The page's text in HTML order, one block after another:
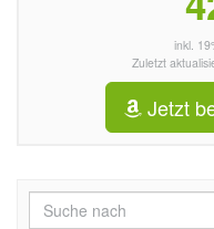
inkl.
Zuletzt
Jetzt